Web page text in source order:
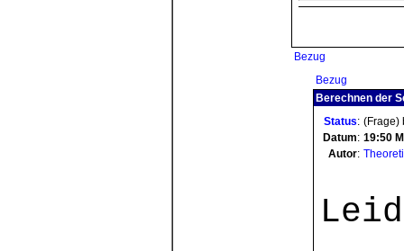
Bezug
Bezug
Berechnen der
Status: (Frage)
Datum: 19:50
Autor: